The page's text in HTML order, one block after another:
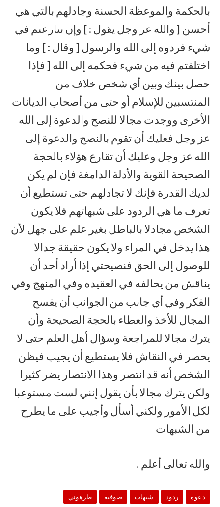
بالحكمة والموعظة الحسنة وجادلهم بالتي هي
أحسن [ والله عز وجل يقول : ] وإن تنازعتم في
شيء فردوه إلى الله والرسول [ وقال : ] وما
اختلفتم فيه من شيء فحكمه إلى الله [ فإذا
حصل بينك وبين أي شخص خلاف من
المنتسبين للإسلام أو حتى من أصحاب الديانات
الأخرى ووجدت مجالا للنصح والدعوة إلى الله
عز وجل فعليك أن تقوم بالنصح والدعوة إلى
الله عز وجل وعليك أن تقارع هؤلاء بالحجة
الصحيحة القوية والأدلة الدامغة فإن لم يكن
لديك القدرة فإنك لا تجادلهم حتى تستطيع أن
تعرف ما هي الردود على شبهاتهم فلا يكون
الشخص مجادلا بالباطل بغير علم على جهل لأن
هذا يدخل في المراء ولا يكون حقيقة جدالا
للوصول إلى الحق فنصيحتي إذا أراد أحد أن
يناقش من يخالفه في العقيدة وفي المنهج وفي
الفكر وفي أي جانب من الجوانب أن يفسح
المجال للأخذ والعطاء بالحجة الصحيحة وأن
يترك مجالا للمراجعة وسؤال أهل العلم حتى لا
يحصر في النقاش فلا يستطيع أن يجيب فيظن
الشخص أنه قد انتصر وهذا الانتصار يضر كثيرا
ولكن يترك مجالا بأن يقول إنني لست مستوعبا
لكل الأمور ولكني أسأل وأجيب على ما يطرح
من الشبهات
والله تعالى أعلم .
دعوة ردود شبهات صوفية طرهوني